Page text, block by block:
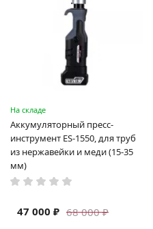
На складе
Аккумуляторный пресс-
инструмент ES-1550, для труб
из нержавейки и меди (15-35
мм)
68 000 ₽
47 000 ₽